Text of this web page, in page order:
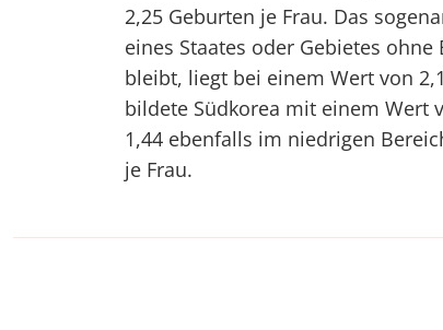
2,25 Geburten je Frau. Das
eines Staates oder Gebietes
bleibt, liegt bei einem Wert von
bildete Südkorea mit einem Wert
1,44 ebenfalls im niedrigen
je Frau.